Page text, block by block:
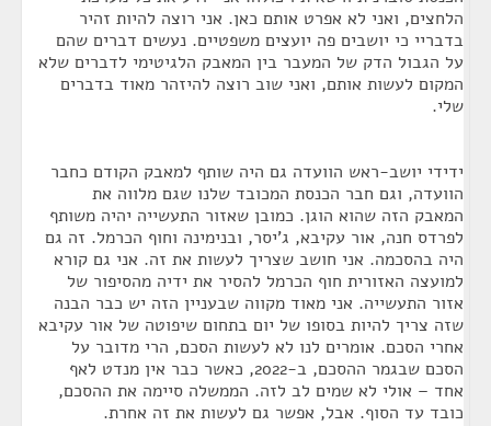
הלחצים, ואני לא אפרט אותם כאן. אני רוצה להיות זהיר
בדבריי כי יושבים פה יועצים משפטיים. נעשים דברים שהם
על הגבול הדק של המעבר בין המאבק הלגיטימי לדברים שלא
המקום לעשות אותם, ואני שוב רוצה להיזהר מאוד בדברים
שלי.
ידידי יושב-ראש הוועדה גם היה שותף למאבק הקודם כחבר
הוועדה, וגם חבר הכנסת המכובד שלנו שגם מלווה את
המאבק הזה שהוא הוגן. כמובן שאזור התעשייה יהיה משותף
לפרדס חנה, אור עקיבא, ג'יסר, ובנימינה וחוף הכרמל. זה גם
היה בהסכמה. אני חושב שצריך לעשות את זה. אני גם קורא
למועצה האזורית חוף הכרמל להסיר את ידיה מהסיפור של
אזור התעשייה. אני מאוד מקווה שבעניין הזה יש כבר הבנה
שזה צריך להיות בסופו של יום בתחום שיפוטה של אור עקיבא
אחרי הסכם. אומרים לנו לא לעשות הסכם, הרי מדובר על
הסכם שבגמר ההסכם, ב-2022, כאשר כבר אין מנדט לאף
אחד – אולי לא שמים לב לזה. הממשלה סיימה את ההסכם,
כובד עד הסוף. אבל, אפשר גם לעשות את זה אחרת.